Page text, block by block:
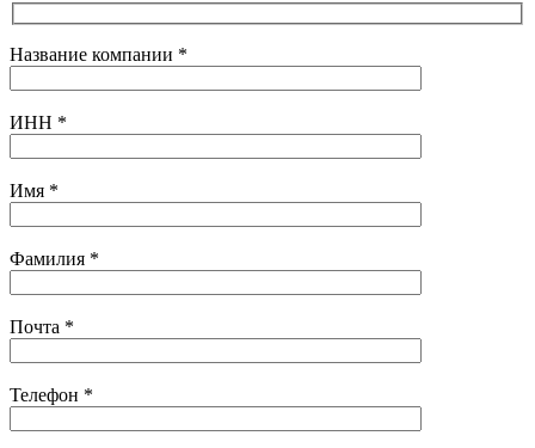
Название компании *
ИНН *
Имя *
Фамилия *
Почта *
Телефон *